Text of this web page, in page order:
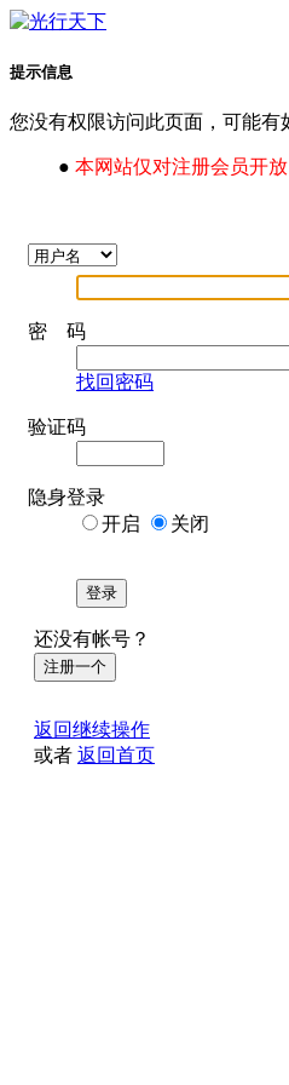
提示信息
您没有权限访问此页面，可能有
● 本网站仅对注册会员开
密 码
找回密码
验证码
隐身登录
开启
关闭
登录
还没有帐号？
注册一个
返回继续操作
或者 返回首页